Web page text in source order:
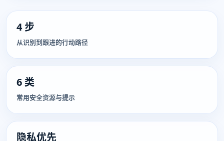
4 步
从识别到跟进的行动路径
6 类
常用安全资源与提示
隐私优先